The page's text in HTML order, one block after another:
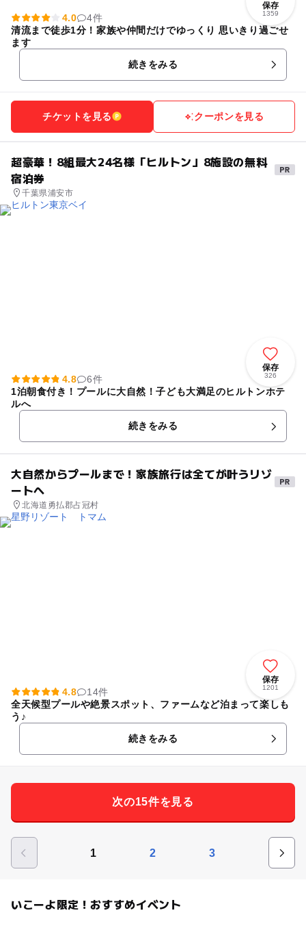
保存
1359
4.0
4件
清流まで徒歩1分！家族や仲間だけでゆっくり 思いきり過ごせ
ます
続きをみる
チケットを見る クーポンを見る
超豪華！8組最大24名様「ヒルトン」8施設の無料
宿泊券
千葉県浦安市
保存
326
4.8
6件
1泊朝食付き！プールに大自然！子ども大満足のヒルトンホテ
ルへ
続きをみる
大自然からプールまで！家族旅行は全てが叶うリゾ
ートへ
北海道勇払郡占冠村
保存
1201
4.8
14件
全天候型プールや絶景スポット、ファームなど泊まって楽しも
う♪
続きをみる
次の15件を見る
1 2 3
いこーよ限定！おすすめイベント